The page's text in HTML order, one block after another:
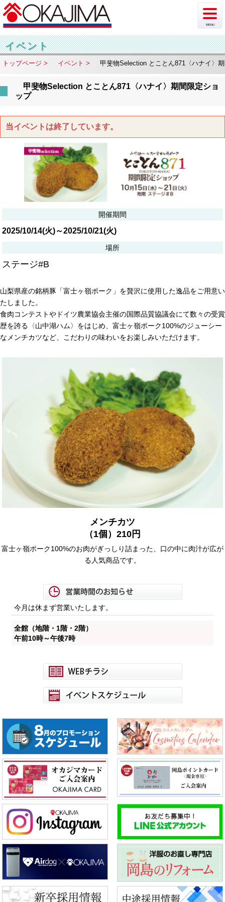
MENU
新着情報
イベント
チラシ・カタログ
フロア案内
駐車場情報
アクセス
イベント
トップページ イベント 甲斐物Selection とことん871〈ハナイ〉
甲斐物Selection とことん871〈ハナイ〉期間限定ショ
ップ
当イベントは終了しています。
開催期間
2025/10/14(火)～2025/10/21(火)
場所
ステージ#B
山梨県産の銘柄豚「富士ヶ嶺ポーク」を贅沢に使用した逸品をご用意い
たしました。
食肉コンテストやドイツ農業協会主催の国際品質協議会にて数々の受賞
歴を誇る〈山中湖ハム〉をはじめ、富士ヶ嶺ポーク100%のジューシー
なメンチカツなど、こだわりの味わいをお楽しみいただけます。
メンチカツ
（1個）210円
富士ヶ嶺ポーク100%のお肉がぎっしり詰まった、口の中に肉汁が広が
る人気商品です。
今月は休まず営業いたします。
全館（地階・1階・2階）
午前10時～午後7時